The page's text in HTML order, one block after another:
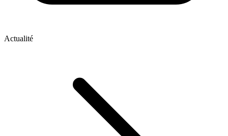
Actualité